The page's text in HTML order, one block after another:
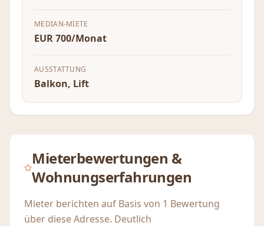
MEDIAN-MIETE
EUR 700/Monat
AUSSTATTUNG
Balkon, Lift
Mieterbewertungen &
Wohnungserfahrungen
Mieter berichten auf Basis von 1 Bewertung
über diese Adresse. Deutlich